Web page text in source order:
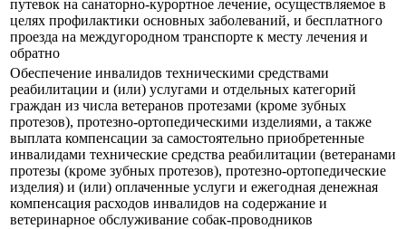
путевок на санаторно-курортное лечение, осуществляемое в
целях профилактики основных заболеваний, и бесплатного
проезда на междугородном транспорте к месту лечения и
обратно
Обеспечение инвалидов техническими средствами
реабилитации и (или) услугами и отдельных категорий
граждан из числа ветеранов протезами (кроме зубных
протезов), протезно-ортопедическими изделиями, а также
выплата компенсации за самостоятельно приобретенные
инвалидами технические средства реабилитации (ветеранами
протезы (кроме зубных протезов), протезно-ортопедические
изделия) и (или) оплаченные услуги и ежегодная денежная
компенсация расходов инвалидов на содержание и
ветеринарное обслуживание собак-проводников